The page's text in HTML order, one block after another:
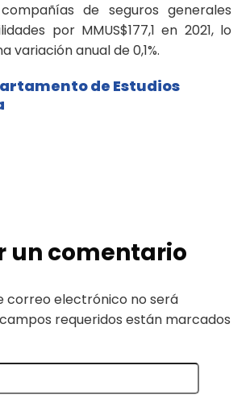
de seguros generales
por MMUS$177,1 en 2021, lo
variación anual de 0,1%.
de Estudios
un comentario
correo electrónico no será
requeridos están marcados